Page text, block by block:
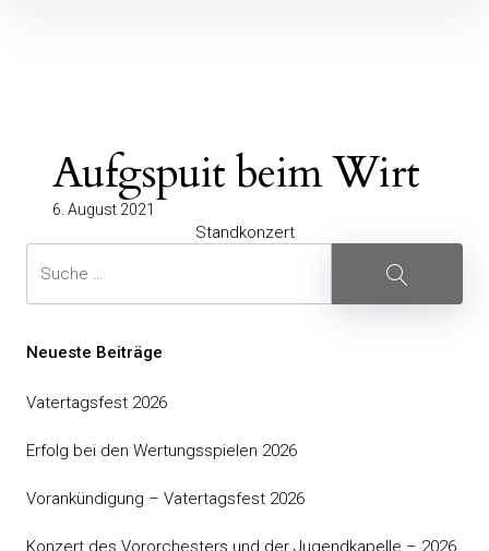
Aufgspuit beim Wirt
6. August 2021
Standkonzert
Neueste Beiträge
Vatertagsfest 2026
Erfolg bei den Wertungsspielen 2026
Vorankündigung – Vatertagsfest 2026
Konzert des Vororchesters und der Jugendkapelle – 2026